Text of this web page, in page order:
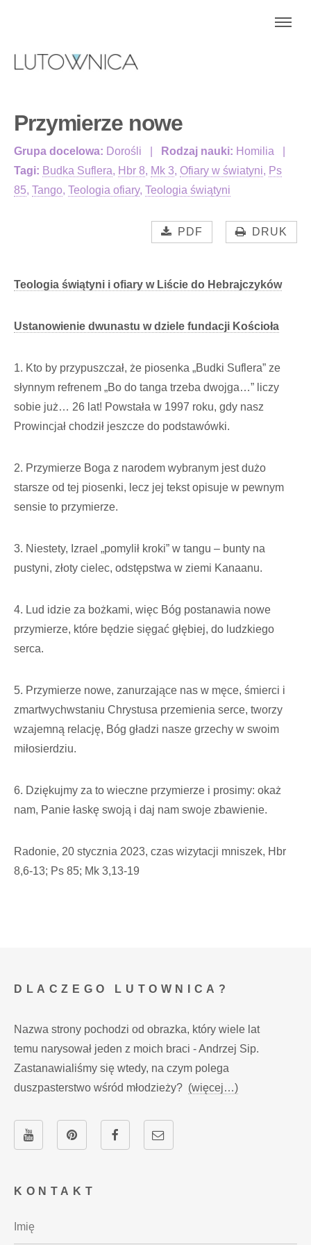
Przymierze nowe
Grupa docelowa: Dorośli Rodzaj nauki: Homilia
Tagi: Budka Suflera, Hbr 8, Mk 3, Ofiary w światyni, Ps
85, Tango, Teologia ofiary, Teologia świątyni
PDF DRUK
Teologia świątyni i ofiary w Liście do Hebrajczyków
Ustanowienie dwunastu w dziele fundacji Kościoła
1. Kto by przypuszczał, że piosenka „Budki Suflera” ze
słynnym refrenem „Bo do tanga trzeba dwojga…” liczy
sobie już… 26 lat! Powstała w 1997 roku, gdy nasz
Prowincjał chodził jeszcze do podstawówki.
2. Przymierze Boga z narodem wybranym jest dużo
starsze od tej piosenki, lecz jej tekst opisuje w pewnym
sensie to przymierze.
3. Niestety, Izrael „pomylił kroki” w tangu – bunty na
pustyni, złoty cielec, odstępstwa w ziemi Kanaanu.
4. Lud idzie za bożkami, więc Bóg postanawia nowe
przymierze, które będzie sięgać głębiej, do ludzkiego
serca.
5. Przymierze nowe, zanurzające nas w męce, śmierci i
zmartwychwstaniu Chrystusa przemienia serce, tworzy
wzajemną relację, Bóg gładzi nasze grzechy w swoim
miłosierdziu.
6. Dziękujmy za to wieczne przymierze i prosimy: okaż
nam, Panie łaskę swoją i daj nam swoje zbawienie.
Radonie, 20 stycznia 2023, czas wizytacji mniszek, Hbr
8,6-13; Ps 85; Mk 3,13-19
KONTAKT
DLACZEGO LUTOWNICA?
Nazwa strony pochodzi od obrazka, który wiele lat
temu narysował jeden z moich braci - Andrzej Sip.
Zastanawialiśmy się wtedy, na czym polega
duszpasterstwo wśród młodzieży? (więcej…)